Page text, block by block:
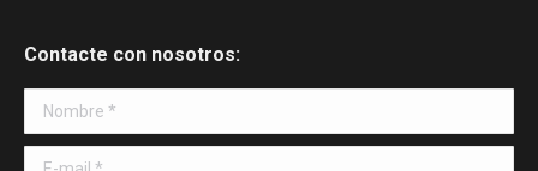
Contacte con nosotros:
Nombre *
E-mail *